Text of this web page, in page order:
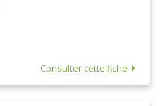
Consulter cette fiche